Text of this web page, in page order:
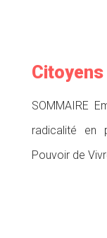
Citoyens
SOMMAIRE
radicalité en
Pouvoir de